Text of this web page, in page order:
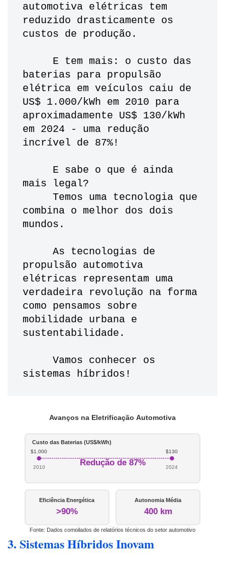
automotiva elétricas tem
reduzido drasticamente os
custos de produção.
baterias para propulsão
elétrica em veículos caiu de
US$ 1.000/kWh em 2010 para
aproximadamente US$ 130/kWh
em 2024 - uma redução
incrível de 87%!
mais legal?
combina o melhor dos dois
mundos.
propulsão automotiva
elétricas representam uma
verdadeira revolução na forma
como pensamos sobre
mobilidade urbana e
sustentabilidade.
sistemas híbridos!
Avanços na Eletrificação Automotiva
Custo das Baterias (US$/kWh)
2010
$1.000
2024
$130
Redução de 87%
Eficiência Energética
>90%
Autonomia Média
400 km
Fonte: Dados compilados de relatórios técnicos do setor automotivo
3. Sistemas Híbridos Inovam